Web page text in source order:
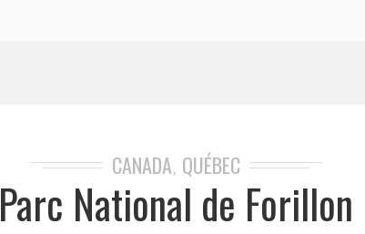
CANADA, QUÉBEC
Parc National de Forillon